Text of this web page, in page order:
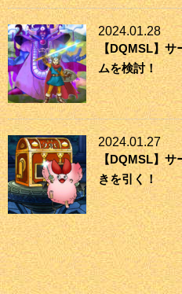
2024.01.28
【DQMSL】サ
ムを検討！
2024.01.27
【DQMSL】サ
きを引く！